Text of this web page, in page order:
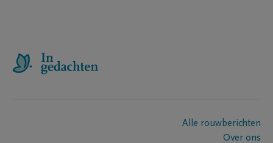
Alle rouwberichten
Over ons